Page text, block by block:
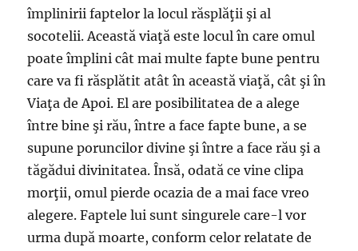
împlinirii faptelor la locul răsplăţii şi al
socotelii. Această viaţă este locul în care omul
poate împlini cât mai multe fapte bune pentru
care va fi răsplătit atât în această viaţă, cât şi în
Viaţa de Apoi. El are posibilitatea de a alege
între bine şi rău, între a face fapte bune, a se
supune poruncilor divine şi între a face rău şi a
tăgădui divinitatea. Însă, odată ce vine clipa
morţii, omul pierde ocazia de a mai face vreo
alegere. Faptele lui sunt singurele care-l vor
urma după moarte, conform celor relatate de